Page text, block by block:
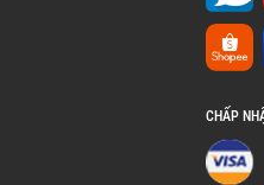
Kalpen R14 tích hợp
được lập trình sẵn,
cơm nhanh, cháo ngũ
cơm cháy vàng đều,
CHẤP